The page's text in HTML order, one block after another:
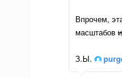
Впрочем,
масштабов
З.Ы.